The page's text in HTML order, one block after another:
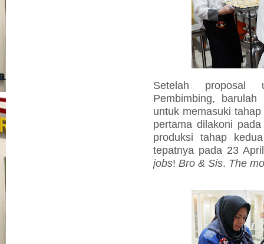
Setelah proposal
Pembimbing, barulah
untuk memasuki
pertama dilakoni
produksi tahap
tepatnya pada 23
jobs! Bro & Sis. The